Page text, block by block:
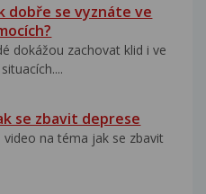
dobře se vyznáte ve
dokážou zachovat klid i ve
se zbavit deprese
video na téma jak se zbavit